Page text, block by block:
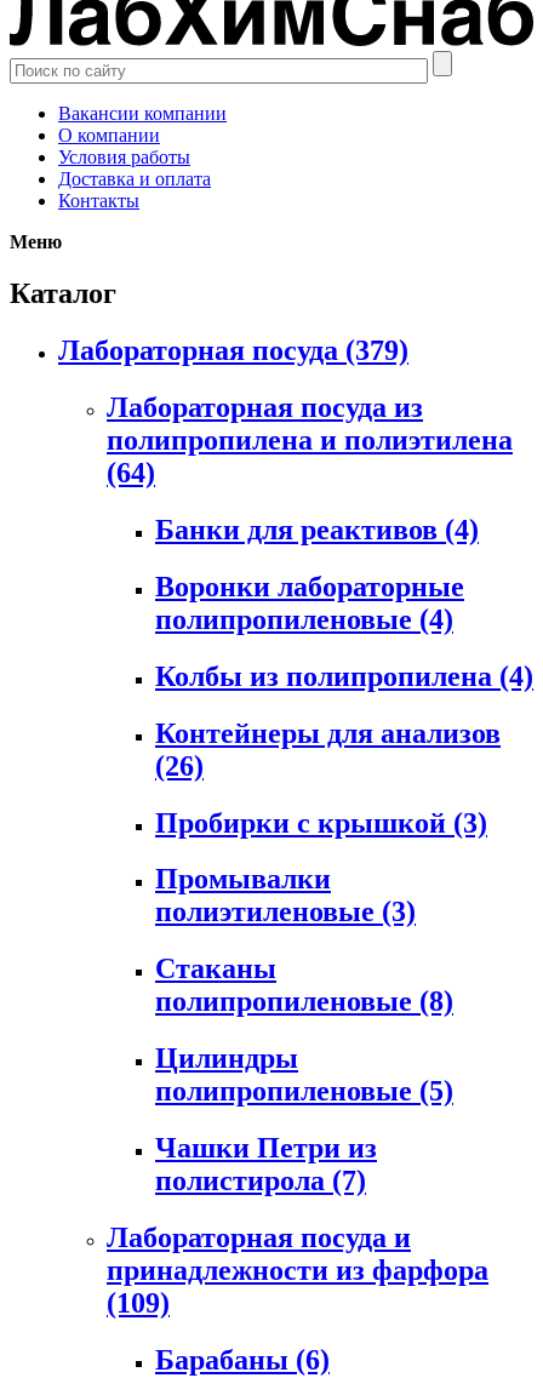
Вакансии компании
О компании
Условия работы
Доставка и оплата
Контакты
Меню
Каталог
Лабораторная посуда (379)
Лабораторная посуда из
полипропилена и полиэтилена
(64)
Банки для реактивов (4)
Воронки лабораторные
полипропиленовые (4)
Колбы из полипропилена (4)
Контейнеры для анализов
(26)
Пробирки с крышкой (3)
Промывалки
полиэтиленовые (3)
Стаканы
полипропиленовые (8)
Цилиндры
полипропиленовые (5)
Чашки Петри из
полистирола (7)
Лабораторная посуда и
принадлежности из фарфора
(109)
Барабаны (6)